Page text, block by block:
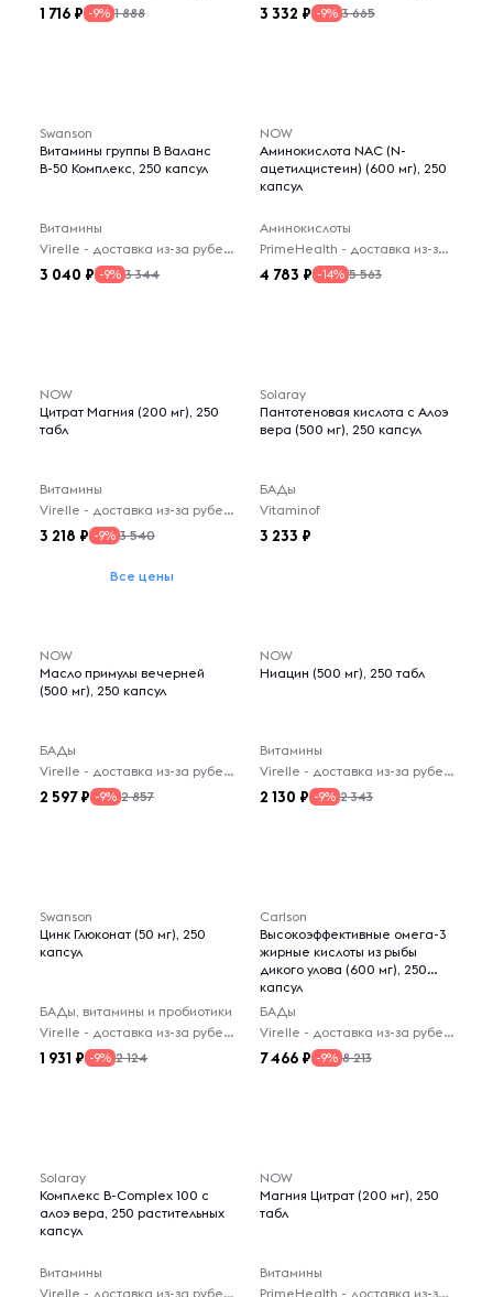
1 716 -9% 1 888 3 332 -9% 3 665
Swanson
Витамины группы В Валанс
В-50 Комплекс, 250 капсул
Витамины
Virelle - доставка из-за рубежа
3 040 -9% 3 344
NOW
Аминокислота NAC (N-
ацетилцистеин) (600 мг), 250
капсул
Аминокислоты
PrimeHealth - доставка из-за рубежа
4 783 -14% 5 563
NOW
Цитрат Магния (200 мг), 250
табл
Витамины
Virelle - доставка из-за рубежа
3 218 -9% 3 540
Все цены
Solaray
Пантотеновая кислота с Алоэ
вера (500 мг), 250 капсул
БАДы
Vitaminof
3 233
NOW
Масло примулы вечерней
(500 мг), 250 капсул
БАДы
Virelle - доставка из-за рубежа
2 597 -9% 2 857
NOW
Ниацин (500 мг), 250 табл
Витамины
Virelle - доставка из-за рубежа
2 130 -9% 2 343
Swanson
Цинк Глюконат (50 мг), 250
капсул
БАДы, витамины и пробиотики
Virelle - доставка из-за рубежа
1 931 -9% 2 124
Carlson
Высокоэффективные омега-3
жирные кислоты из рыбы
дикого улова (600 мг), 250
капсул
БАДы
Virelle - доставка из-за рубежа
7 466 -9% 8 213
Solaray
Комплекс B-Complex 100 с
алоэ вера, 250 растительных
капсул
Витамины
Virelle - доставка из-за рубежа
NOW
Магния Цитрат (200 мг), 250
табл
Витамины
PrimeHealth - доставка из-за рубежа